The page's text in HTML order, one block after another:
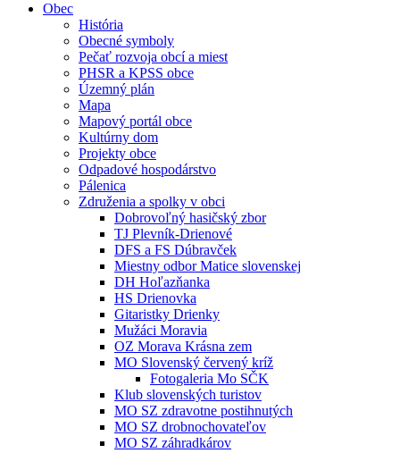
Obec
História
Obecné symboly
Pečať rozvoja obcí a miest
PHSR a KPSS obce
Územný plán
Mapa
Mapový portál obce
Kultúrny dom
Projekty obce
Odpadové hospodárstvo
Pálenica
Združenia a spolky v obci
Dobrovoľný hasičský zbor
TJ Plevník-Drienové
DFS a FS Dúbravček
Miestny odbor Matice slovenskej
DH Hoľazňanka
HS Drienovka
Gitaristky Drienky
Mužáci Moravia
OZ Morava Krásna zem
MO Slovenský červený kríž
Fotogaleria Mo SČK
Klub slovenských turistov
MO SZ zdravotne postihnutých
MO SZ drobnochovateľov
MO SZ záhradkárov